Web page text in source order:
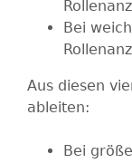
Bei
Aus diesen
ableiten:
Bei